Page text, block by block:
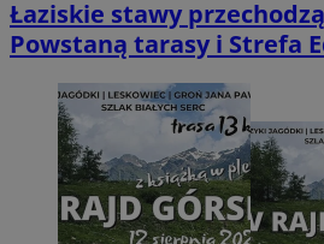
Łaziskie stawy
Powstaną tarasy i Strefa